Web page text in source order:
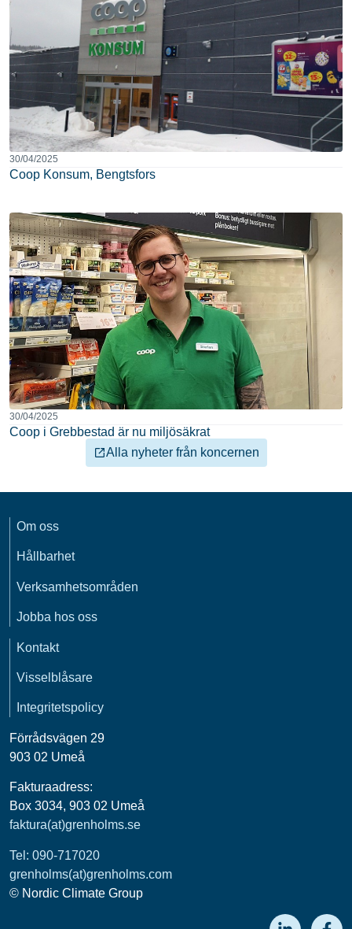
30/04/2025
Coop Konsum, Bengtsfors
30/04/2025
Coop i Grebbestad är nu miljösäkrat
Alla nyheter från koncernen
Om oss
Hållbarhet
Verksamhetsområden
Jobba hos oss
Kontakt
Visselblåsare
Integritetspolicy
Förrådsvägen 29
903 02 Umeå
Fakturaadress:
Box 3034, 903 02 Umeå
faktura(at)grenholms.se
Tel: 090-717020
grenholms(at)grenholms.com
© Nordic Climate Group